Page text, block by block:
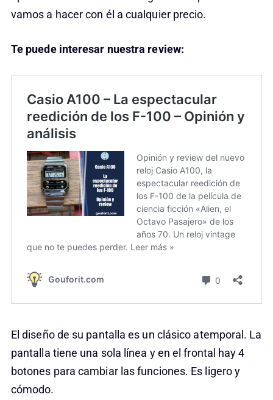
vamos a hacer con él a cualquier precio.
Te puede interesar nuestra review:
El diseño de su pantalla es un clásico atemporal. La
pantalla tiene una sola línea y en el frontal hay 4
botones para cambiar las funciones. Es ligero y
cómodo.